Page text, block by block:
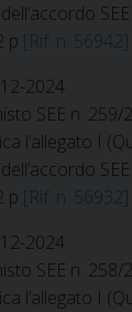
p [Rif. n. 56942]
2024
SEE n. 259/
l’allegato I
p [Rif. n. 56932]
2024
SEE n. 258/
l’allegato I